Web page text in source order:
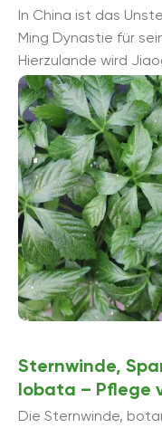
In China ist das
Ming Dynastie für
Hierzulande wird
Jahren kultiviert. Bei
Sternwinde,
lobata – Pflege
Die Sternwinde,